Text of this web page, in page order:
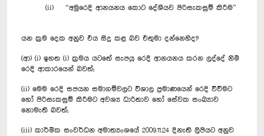
(ii) “අමුරෙදි ආනයනය කොට දේශීයව පිරිසැකසුම් කිරීම”
යන ක්‍රම දෙක අනුව එය සිදු කළ බව එතුමා දන්නෙහිද?
(ආ) (i) ඉහත (i) ක්‍රමය යටතේ සැපයූ රෙදි ආනයනය කරන ලද්දේ නිමි
රෙදි ආකාරයෙන් බවත්;
(ii) මෙම රෙදි සපයන සමාගම්වලට විශාල ප්‍රමාණයෙන් රෙදි විවීමට
හෝ පිරිසැකසුම් කිරීමට‍ අවශ්‍ය ධාරිතාව හෝ සේවක සංඛ්‍යාව
නොමැති බවත්;
(iii) කාර්මික සංවර්ධන අමාත්‍යංශයේ 2009.11.24 දිනැති ලිපියට අනුව